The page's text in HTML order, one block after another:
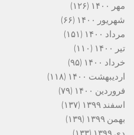
مهر ۱۴۰۰
(۱۲۶)
شهریور ۱۴۰۰
(۶۶)
مرداد ۱۴۰۰
(۱۵۱)
تیر ۱۴۰۰
(۱۱۰)
خرداد ۱۴۰۰
(۹۵)
اردیبهشت ۱۴۰۰
(۱۱۸)
فروردین ۱۴۰۰
(۷۹)
اسفند ۱۳۹۹
(۱۳۷)
بهمن ۱۳۹۹
(۱۳۹)